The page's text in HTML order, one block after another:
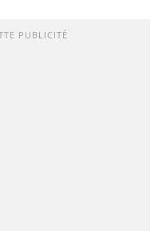
PUBLICITÉ